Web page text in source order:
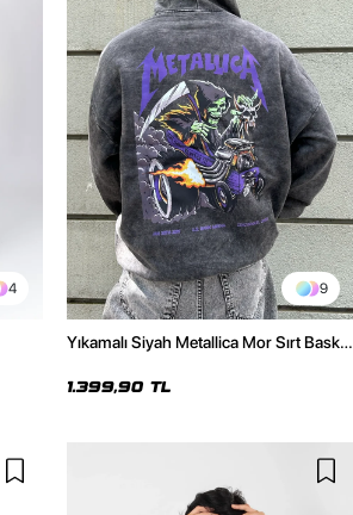
4 9
Yıkamalı Siyah Metallica Mor Sırt Baskılı
1.399,90 TL